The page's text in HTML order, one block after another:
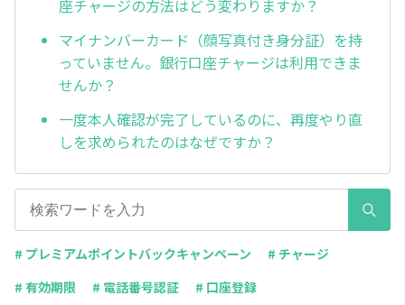
座チャージの方法はどう変わりますか？
マイナンバーカード（顔写真付き身分証）を持
っていません。銀行口座チャージは利用できま
せんか？
一度本人確認が完了しているのに、再度やり直
しを求められたのはなぜですか？
# プレミアムポイントバックキャンペーン
# チャージ
# 有効期限
# 電話番号認証 # 口座登録